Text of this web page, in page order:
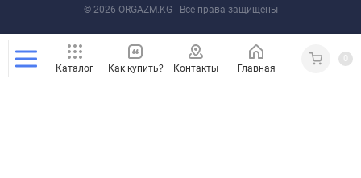
© 2026 ORGAZM.KG | Все права защищены
Каталог Как купить? Контакты Главная Кабинет
0